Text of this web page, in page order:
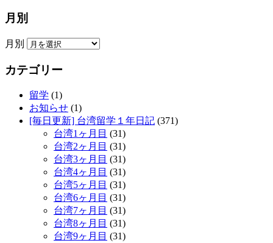
月別
月別
カテゴリー
留学 (1)
お知らせ (1)
[毎日更新] 台湾留学１年日記 (371)
台湾1ヶ月目 (31)
台湾2ヶ月目 (31)
台湾3ヶ月目 (31)
台湾4ヶ月目 (31)
台湾5ヶ月目 (31)
台湾6ヶ月目 (31)
台湾7ヶ月目 (31)
台湾8ヶ月目 (31)
台湾9ヶ月目 (31)